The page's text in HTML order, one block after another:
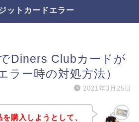
ットカードエラー
Diners Clubカードが
ラー時の対処方法）
2021年3月25日
購入しようとして、